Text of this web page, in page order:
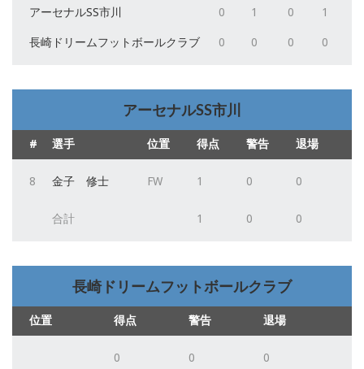
アーセナルSS市川 0 1 0 1
長崎ドリームフットボールクラブ 0 0 0 0
アーセナルSS市川
# 選手 位置 得点 警告 退場
8 金子 修士 FW 1 0 0
合計 1 0 0
長崎ドリームフットボールクラブ
位置 得点 警告 退場
0 0 0